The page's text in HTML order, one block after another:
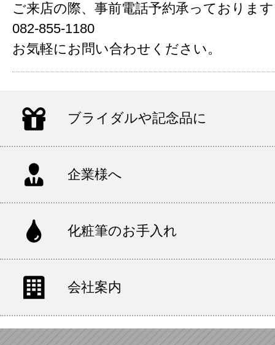
ご来店の際、事前電話予約承っておりま
082-855-1180
お気軽にお問い合わせください。
ブライダルや記念品に
企業様へ
化粧筆のお手入れ
会社案内